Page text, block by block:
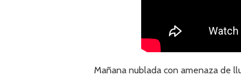
Mañana nublada con amenaza de